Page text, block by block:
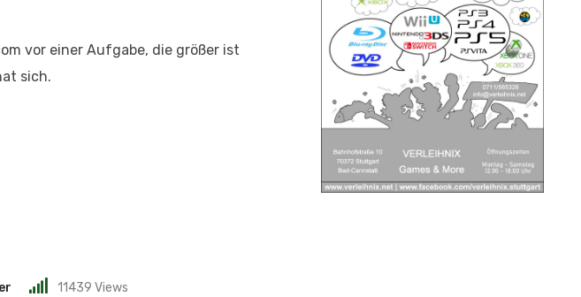
vor einer Aufgabe, die größer ist
sich.
11439 Views